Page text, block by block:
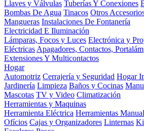
Llaves y Válvulas Tuberías Y Conexiones
Bombas De Agua Tinacos Otros
Mangueras Instalaciones De Fontanería
Electricidad E Iluminación
Lámparas, Focos y Luces Electrónica y
Eléctricas Apagadores, Contactos,
Extensiones Y Multicontactos
Hogar
Automotriz Cerrajería y Seguridad Hogar
Jardinería Limpieza Baños y Cocinas
Mascotas TV y Video Climatización
Herramientas y Maquinas
Herramienta Eléctrica Herramientas
Ofícios Cajas y Organizadores Linternas